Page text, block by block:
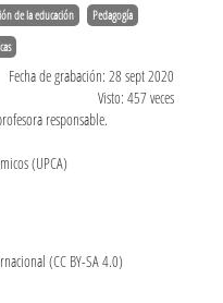
de la educación Pedagogía
Fecha de grabación: 28 sept 2020
Visto: 457 veces
responsable.
(UPCA)
(CC BY-SA 4.0)